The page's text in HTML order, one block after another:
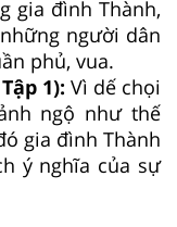
gia đình Thành,
người dân
phủ, vua.
1): Vì dế chọi
ngộ như thế
gia đình Thành
ý nghĩa của sự